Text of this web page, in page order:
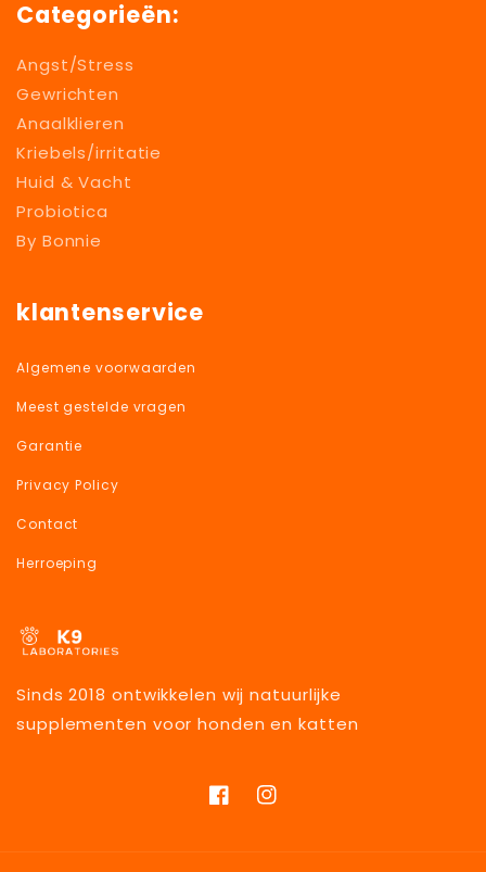
Categorieën:
Angst/Stress
Gewrichten
Anaalklieren
Kriebels/irritatie
Huid & Vacht
Probiotica
By Bonnie
klantenservice
Algemene voorwaarden
Meest gestelde vragen
Garantie
Privacy Policy
Contact
Herroeping
Sinds 2018 ontwikkelen wij natuurlijke
supplementen voor honden en katten
FacebookInstagram